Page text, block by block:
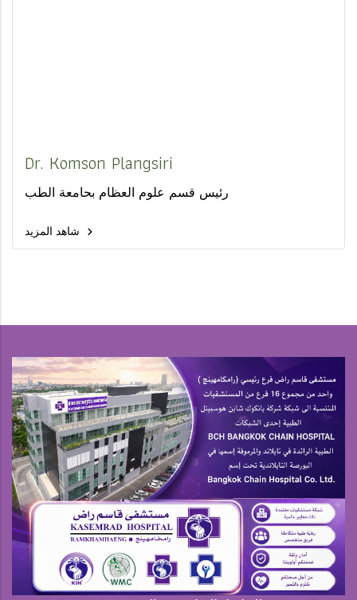
Dr. Komson Plangsiri
رئيس قسم علوم العظام بحامعة الطب